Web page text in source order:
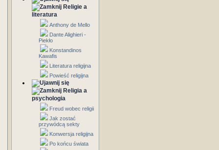
Religie a
literatura
Anthony de Mello
Dante Alighieri -
Piekło
Konstandinos
Kawafis
Literatura religijna
Powieść religijna
Religia a
psychologia
Freud wobec religii
Jak zostać
przywódcą sekty
Konwersja religijna
Po końcu świata